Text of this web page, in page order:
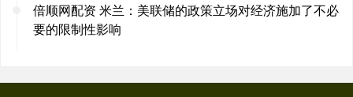
倍顺网配资 米兰：美联储的政策立场对经济施加了不必
要的限制性影响